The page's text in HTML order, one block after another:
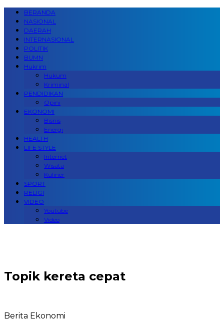
BERANDA
NASIONAL
DAERAH
INTERNASIONAL
POLITIK
BUMN
Hukrim
Hukum
Kriminal
PENDIDIKAN
Opini
EKONOMI
Bisnis
Energi
HEALTH
LIFE STYLE
Internet
Wisata
Kuliner
SPORT
RELIGI
VIDEO
Youtube
Video
Topik kereta cepat
Berita Ekonomi